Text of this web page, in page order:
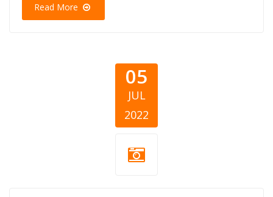
Read More
05
JUL
2022